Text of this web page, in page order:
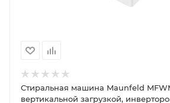
Стиральная машина Maunfeld
вертикальной загрузкой,